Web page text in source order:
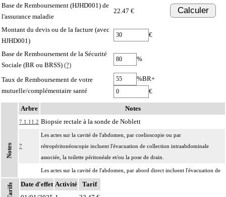
Base de Remboursement (HJHD001) de
l'assurance maladie
22.47 € Calculer
Montant du devis ou de la facture (avec
HJHD001)
€
Base de Remboursement de la Sécurité
Sociale (BR ou BRSS) (?)
%
Taux de Remboursement de votre
mutuelle/complémentaire santé
%BR+
€
Notes
Arbre Notes
7.1.11.2 Biopsie rectale à la sonde de Noblett
7
Les actes sur la cavité de l'abdomen, par coelioscopie ou par
rétropéritonéoscopie incluent l'évacuation de collection intraabdominale
associée, la toilette péritonéale et/ou la pose de drain.
7
Les actes sur la cavité de l'abdomen, par abord direct incluent l'évacuation de
collection intraabdominale associée, la toilette péritonéale et/ou la pose de
drain.
Tarifs Date d'effet Activité
Tarif